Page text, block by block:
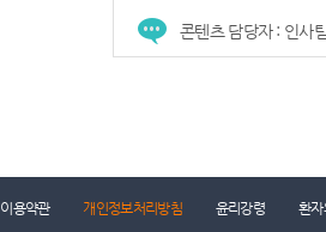
콘텐츠 담당자 : 인사
이용약관 개인정보처리방침 윤리강령
환자